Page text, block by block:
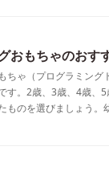
おもちゃのおす
ちゃ（プログラミン
す。2歳、3歳、4歳、
ものを選びましょう。